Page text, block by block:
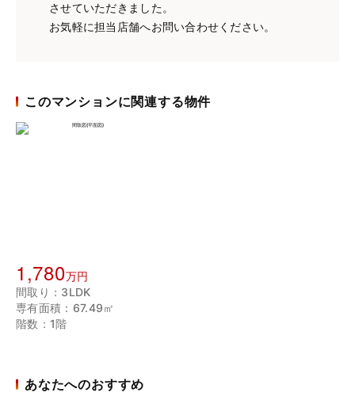
させていただきました。
お気軽に担当店舗へお問い合わせください。
このマンションに関連する物件
1,780万円
間取り：3LDK
専有面積：67.49㎡
階数：1階
あなたへのおすすめ